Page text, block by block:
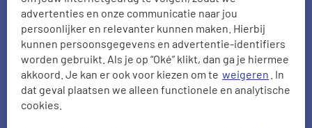
advertenties en onze communicatie naar jou
persoonlijker en relevanter kunnen maken. Hierbij
kunnen persoonsgegevens en advertentie-identifiers
worden gebruikt. Als je op “Oké” klikt, dan ga je hiermee
akkoord. Je kan er ook voor kiezen om te weigeren . In
dat geval plaatsen we alleen functionele en analytische
cookies.
van Eigenaren (VvE) die de opstalverzekering
regelt. Het is verstandig om dit na te vragen bij de
VvE. We hebben de belangrijkste informatie voor je
op een rijtje gezet.
Opstalverzekering via de VvE